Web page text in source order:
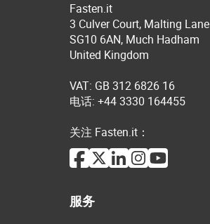
Fasten.it
3 Culver Court, Malting Lane
SG10 6AN, Much Hadham
United Kingdom
VAT: GB 312 6826 16
电话: +44 3330 164455
关注 Fasten.it：
服务